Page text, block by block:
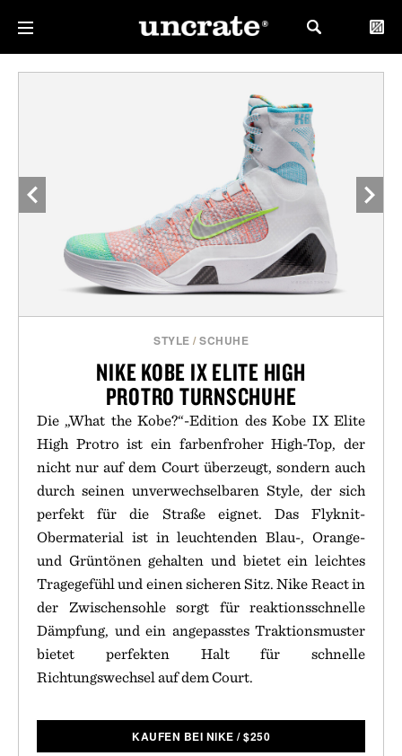
STYLE /SCHUHE
NIKE KOBE IX ELITE HIGH
PROTRO TURNSCHUHE
Die „What the Kobe?“-Edition des Kobe IX Elite
High Protro ist ein farbenfroher High-Top, der
nicht nur auf dem Court überzeugt, sondern auch
durch seinen unverwechselbaren Style, der sich
perfekt für die Straße eignet. Das Flyknit-
Obermaterial ist in leuchtenden Blau-, Orange-
und Grüntönen gehalten und bietet ein leichtes
Tragegefühl und einen sicheren Sitz. Nike React in
der Zwischensohle sorgt für reaktionsschnelle
Dämpfung, und ein angepasstes Traktionsmuster
bietet perfekten Halt für schnelle
Richtungswechsel auf dem Court.
KAUFEN BEI NIKE /$250